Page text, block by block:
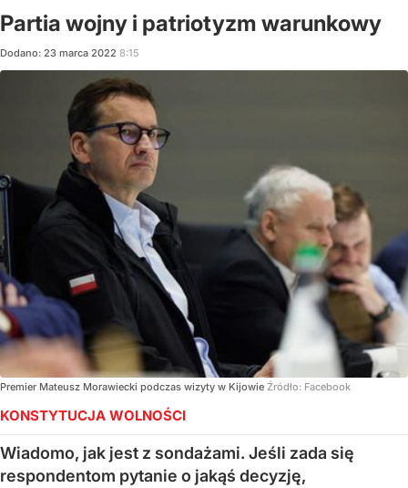
Partia wojny i patriotyzm warunkowy
Dodano: 23 marca 2022 8:15
Premier Mateusz Morawiecki podczas wizyty w Kijowie Źródło: Facebook
KONSTYTUCJA WOLNOŚCI
Wiadomo, jak jest z sondażami. Jeśli zada się
respondentom pytanie o jakąś decyzję,